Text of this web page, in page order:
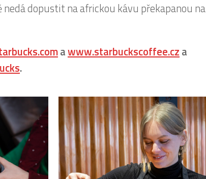
dopustit na africkou kávu překapanou na
awww.starbuckscoffee.cza
.